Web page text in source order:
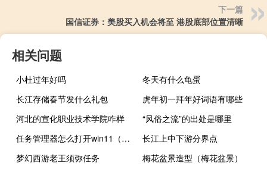
下一篇
国信证券：美股买入机会将至 港股底部位置清晰
相关问题
小杜过年好吗
冬天有什么龟蛋
长江存储春节发什么礼包
虎年初一拜年好词语有哪些
河北的宣化职业技术学院咋样
“风俗之流”的出处是哪里
任务管理器怎么打开win11（任务管理器怎么打开）
长江上中下游分界点
梦幻西游老王须弥任务
梅花盆景造型（梅花盆景）